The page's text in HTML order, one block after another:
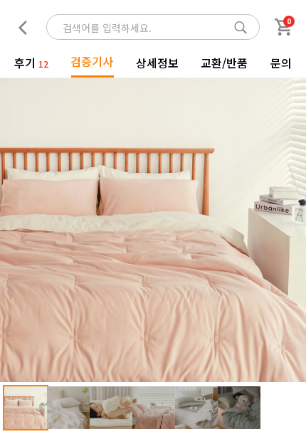
0
후기 12 검증기사 상세정보 교환/반품 문의